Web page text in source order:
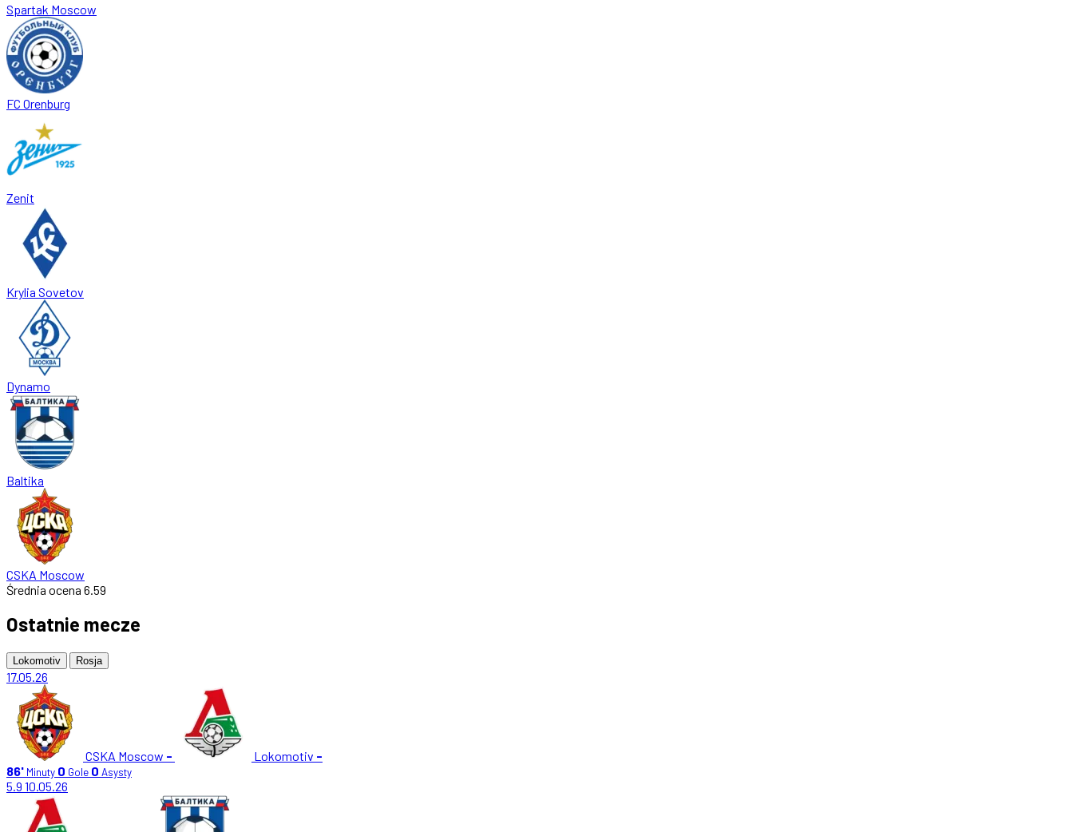
Spartak Moscow
FC Orenburg
Zenit
Krylia Sovetov
Dynamo
Baltika
CSKA Moscow
Średnia ocena 6.59
Ostatnie mecze
Lokomotiv Rosja
17.05.26
CSKA Moscow - Lokomotiv -
86' Minuty 0 Gole 0 Asysty
5.9 10.05.26